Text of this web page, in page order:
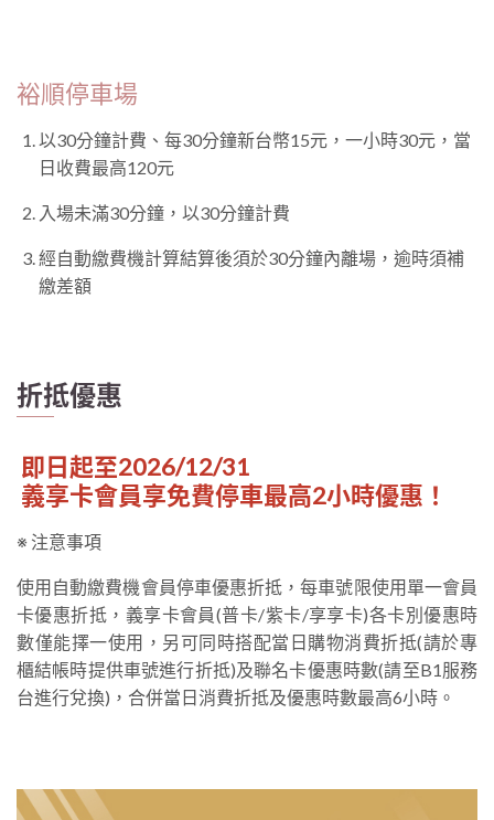
裕順停車場
以30分鐘計費、每30分鐘新台幣15元，一小時30元，當
日收費最高120元
入場未滿30分鐘，以30分鐘計費
經自動繳費機計算結算後須於30分鐘內離場，逾時須補
繳差額
折抵優惠
即日起至2026/12/31
義享卡會員享免費停車最高2小時優惠！
※ 注意事項
使用自動繳費機會員停車優惠折抵，每車號限使用單一會員
卡優惠折抵，義享卡會員(普卡/紫卡/享享卡)各卡別優惠時
數僅能擇一使用，另可同時搭配當日購物消費折抵(請於專
櫃結帳時提供車號進行折抵)及聯名卡優惠時數(請至B1服務
台進行兌換)，合併當日消費折抵及優惠時數最高6小時。